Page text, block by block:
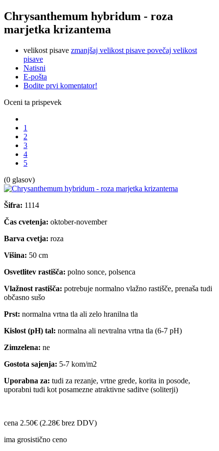
Chrysanthemum hybridum - roza
marjetka krizantema
velikost pisave zmanjšaj velikost pisave povečaj velikost
pisave
Natisni
E-pošta
Bodite prvi komentator!
Oceni ta prispevek
1
2
3
4
5
(0 glasov)
Šifra: 1114
Čas cvetenja: oktober-november
Barva cvetja: roza
Višina: 50 cm
Osvetlitev rastišča: polno sonce, polsenca
Vlažnost rastišča: potrebuje normalno vlažno rastišče, prenaša tudi
občasno sušo
Prst: normalna vrtna tla ali zelo hranilna tla
Kislost (pH) tal: normalna ali nevtralna vrtna tla (6-7 pH)
Zimzelena: ne
Gostota sajenja: 5-7 kom/m2
Uporabna za: tudi za rezanje, vrtne grede, korita in posode,
uporabni tudi kot posamezne atraktivne saditve (soliterji)
cena 2.50€ (2.28€ brez DDV)
ima grosistično ceno